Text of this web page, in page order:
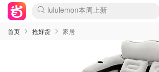
lululemon本周上新
Sasa美妆护肤3.5折
SSENSE年中3折
FreshBeauty好价汇总
Cettire降价+叠9折
Farfetch折上8折
WWS Coles超市实拍
viagogo二手票捡漏
Myer清仓1折起
The Outnet奢牌1折起
David Jones 3折起
Flannels大牌1折
Perfumes Club护肤1折
AMIRO返校季6.2折
Oweek抽奖送Airpods
Amazon折扣汇总
eToro入金$200送$50
Amazon数码好物
ICONIC本周7.5折
ThedoubleF高奢地板价
Moose Knuckles 6折
丝芙兰5折起
EUFY官网3.7折起
Selenichast首饰2折
Trip机票酒店促销
YSL送5件彩妆礼
Amazon家居好物
BIGBANG巡演开票
David Jones时尚3折
Amazon美妆护肤
雅漾大喷$8
过敏原检测盒$33
伊索独家赠50ml沐浴露
科颜氏送高保湿面霜
CW药房打折海报
SEALIFE海洋馆门票6折
丝塔芙大白罐$16
订阅Newsletter送香薰
Cult Beauty 6.8折
Harrods圣诞日历2.3折
LN-CC奢牌私促3折
d'Alba空姐喷雾$16
EVE LOM套装逆天2折
Bernardelli独家4折
Adore Beauty 6折起
CT圣诞日历
Mytheresa奢品2.7折
首页 抢好货 家居